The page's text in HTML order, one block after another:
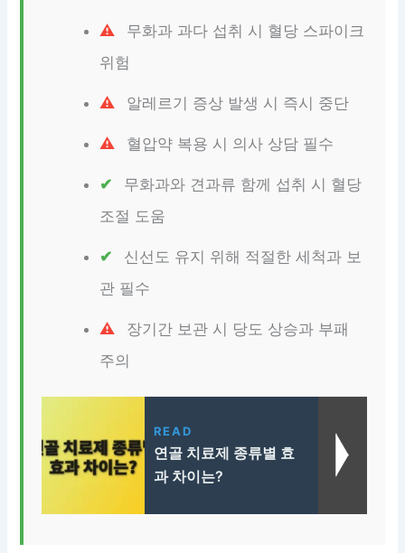
무화과 과다 섭취 시 혈당 스파이크
위험
알레르기 증상 발생 시 즉시 중단
혈압약 복용 시 의사 상담 필수
무화과와 견과류 함께 섭취 시 혈당
조절 도움
신선도 유지 위해 적절한 세척과 보
관 필수
장기간 보관 시 당도 상승과 부패
주의
READ
연골 치료제 종류별 효
과 차이는?